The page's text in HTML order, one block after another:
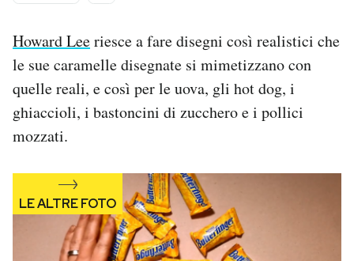
PODCAST
NEWSLETTER
SHOP
Howard Leeriesce a fare disegni così realistici che
le sue caramelle disegnate si mimetizzano con
quelle reali, e così per le uova, gli hot dog, i
ghiaccioli, i bastoncini di zucchero e i pollici
mozzati.